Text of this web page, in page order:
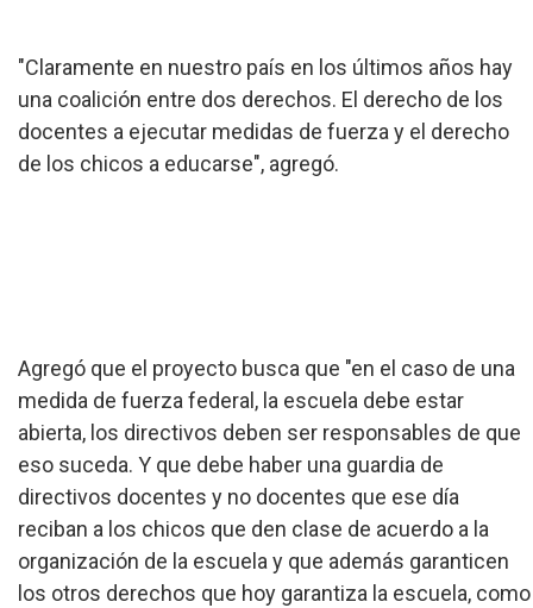
"Claramente en nuestro país en los últimos años hay
una coalición entre dos derechos. El derecho de los
docentes a ejecutar medidas de fuerza y el derecho
de los chicos a educarse", agregó.
Agregó que el proyecto busca que "en el caso de una
medida de fuerza federal, la escuela debe estar
abierta, los directivos deben ser responsables de que
eso suceda. Y que debe haber una guardia de
directivos docentes y no docentes que ese día
reciban a los chicos que den clase de acuerdo a la
organización de la escuela y que además garanticen
los otros derechos que hoy garantiza la escuela, como